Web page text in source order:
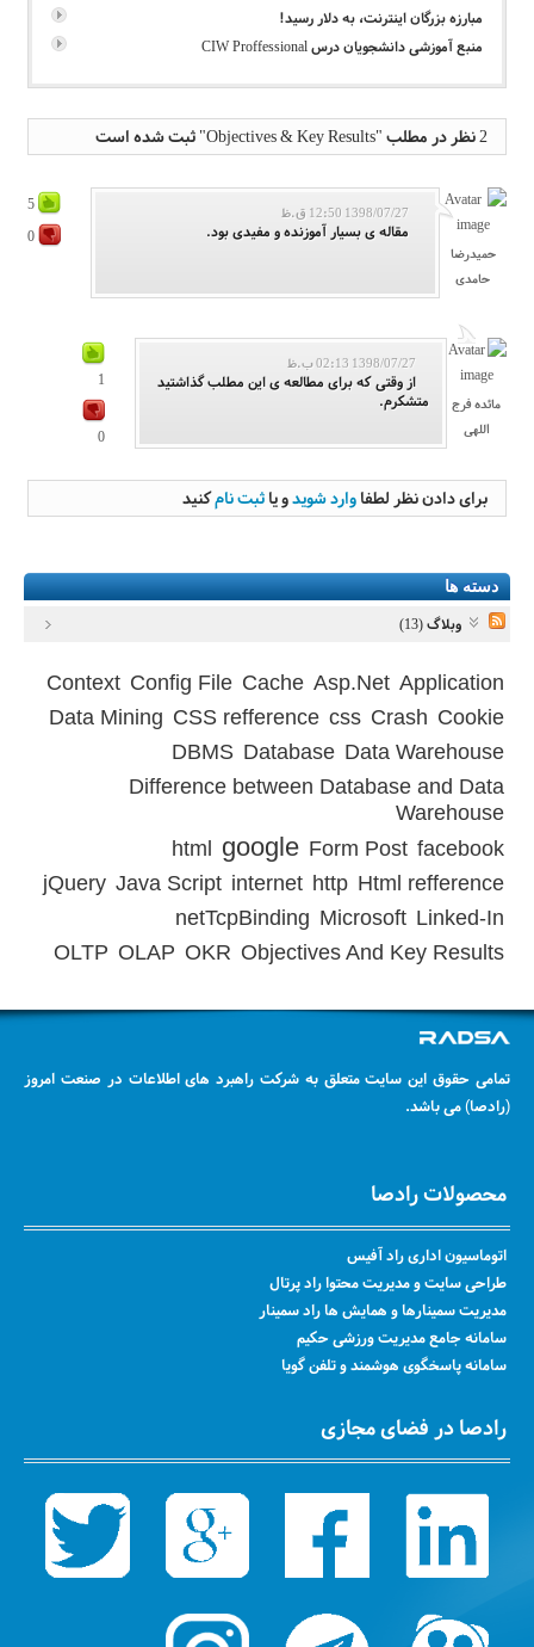
مبارزه بزرگان اینترنت، به دلار رسید!
منبع آموزشی دانشجویان درس CIW Proffessional
2 نظر در مطلب "Objectives & Key Results" ثبت شده است
5
0
حمیدرضا
حامدی
1398/07/27 12:50 ق.ظ
مقاله ی بسیار آموزنده و مفیدی بود.
1
0
مائده فرج
اللهی
1398/07/27 02:13 ب.ظ
از وقتی که برای مطالعه ی این مطلب گذاشتید
متشکرم.
برای دادن نظر لطفا وارد شویدو یا ثبت نامکنید
دسته ها
وبلاگ (13)
Application
Asp.Net
Cache
Config File
Context
Cookie
Crash
css
CSS refference
Data Mining
Data Warehouse
Database
DBMS
Difference between Database and Data
Warehouse
facebook
Form Post
google
html
Html refference
http
internet
Java Script
jQuery
Linked-In
Microsoft
netTcpBinding
Objectives And Key Results
OKR
OLAP
OLTP
تمامی حقوق این سایت متعلق به شرکت راهبرد های اطلاعات در صنعت امروز
(رادصا) می باشد.
محصولات رادصا
اتوماسیون اداری راد آفیس
طراحی سایت و مدیریت محتوا راد پرتال
مدیریت سمینارها و همایش ها راد سمینار
سامانه جامع مدیریت ورزشی حکیم
سامانه پاسخگوی هوشمند و تلفن گویا
رادصا در فضای مجازی